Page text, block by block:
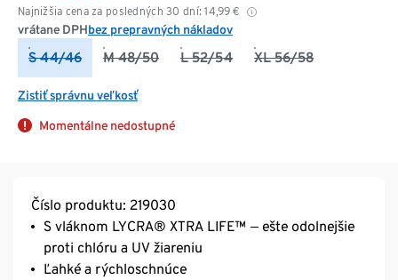
Najnižšia cena za posledných 30 dní: 14,99 €
vrátane DPHbez prepravných nákladov
S 44/46 M 48/50 L 52/54 XL 56/58
Zistiť správnu veľkosť
Momentálne nedostupné
Číslo produktu: 219030
S vláknom LYCRA® XTRA LIFE™ ‒ ešte odolnejšie
proti chlóru a UV žiareniu
Ľahké a rýchloschnúce